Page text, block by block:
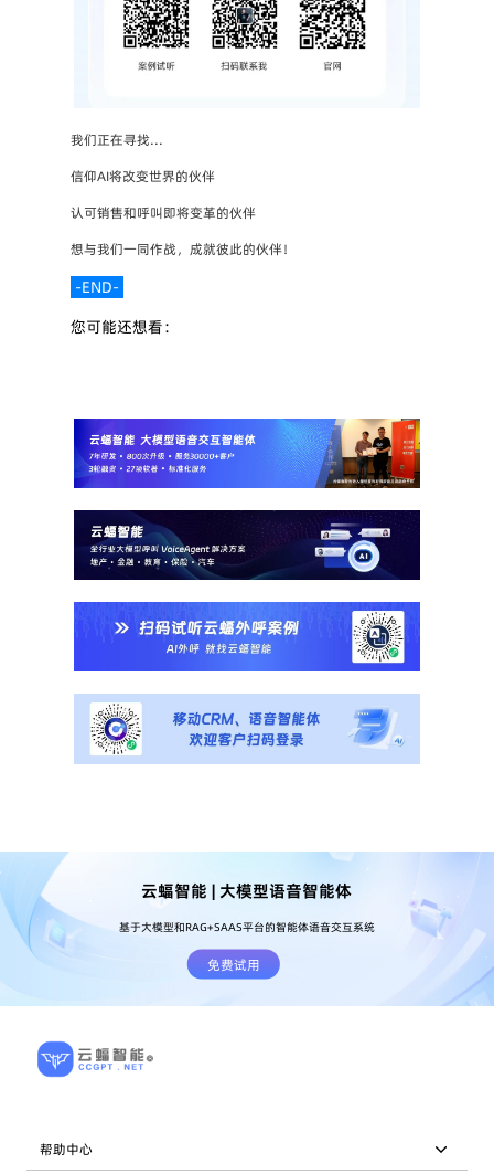
我们正在寻找...
信仰AI将改变世界的伙伴
认可销售和呼叫即将变革的伙伴
想与我们一同作战，成就彼此的伙伴！
-END-
您可能还想看：
云蝠智能 | 大模型语音智能体
基于大模型和RAG+SAAS平台的智能体语音交互系统
免费试用
帮助中心